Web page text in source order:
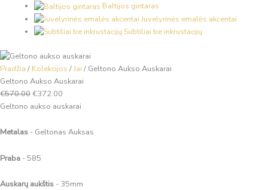
Baltijos gintaras
Juvelyrinės emalės akcentai
Subtiliai be inkrustacijų
Pradžia / Kolekcijos /Jai / Geltono Aukso Auskarai
Geltono Aukso Auskarai
€570.00€372.00
Geltono aukso auskarai
Metalas - Geltonas Auksas
Praba - 585
Auskarų aukštis - 35mm